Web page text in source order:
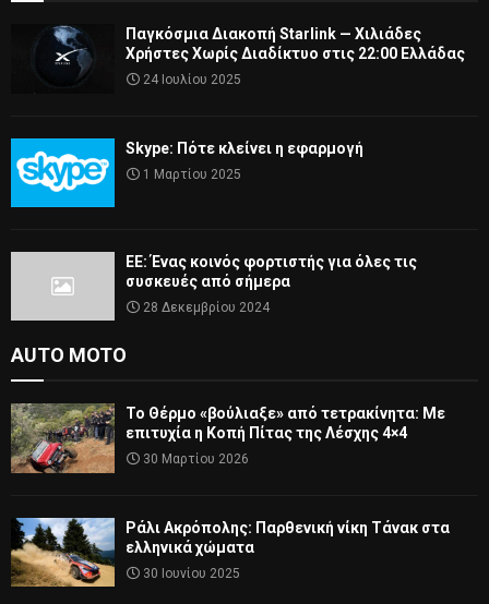
Παγκόσμια Διακοπή Starlink — Χιλιάδες
Χρήστες Χωρίς Διαδίκτυο στις 22:00 Ελλάδας
24 Ιουλίου 2025
Skype: Πότε κλείνει η εφαρμογή
1 Μαρτίου 2025
ΕΕ: Ένας κοινός φορτιστής για όλες τις
συσκευές από σήμερα
28 Δεκεμβρίου 2024
AUTO MOTO
Το Θέρμο «βούλιαξε» από τετρακίνητα: Με
επιτυχία η Κοπή Πίτας της Λέσχης 4×4
30 Μαρτίου 2026
Ράλι Ακρόπολης: Παρθενική νίκη Τάνακ στα
ελληνικά χώματα
30 Ιουνίου 2025